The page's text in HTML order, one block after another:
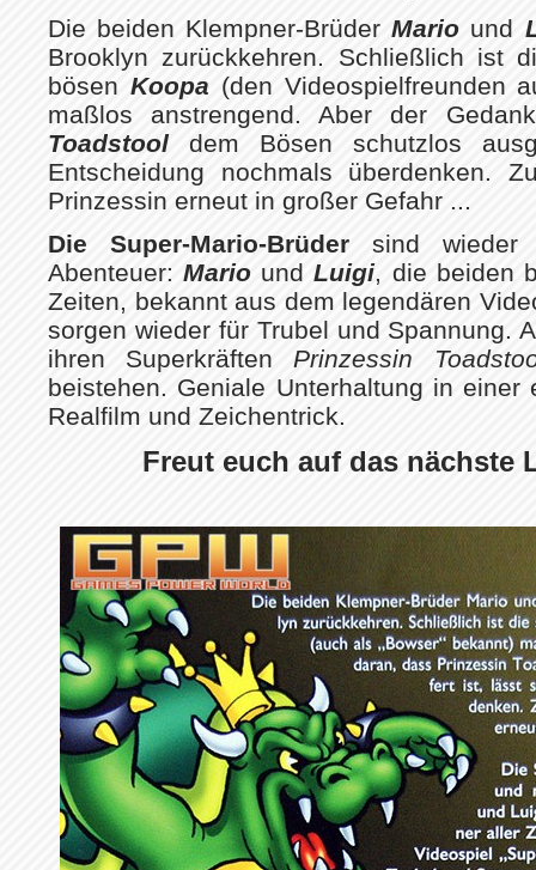
Die beiden Klempner-BrüderMario und
Brooklyn zurückkehren. Schließlich ist
bösen Koopa (den Videospielfreunden
maßlos anstrengend. Aber der
Toadstool dem Bösen schutzlos
Entscheidung nochmals überdenken.
Prinzessin erneut in großer Gefahr ...
Die Super-Mario-Brüder sind
Abenteuer:Mario undLuigi, die beiden
Zeiten, bekannt aus dem legendären
sorgen wieder für Trubel und Spannung.
ihren Superkräften Prinzessin
beistehen. Geniale Unterhaltung in
Realfilm und Zeichentrick.
Freut euch auf das nächste